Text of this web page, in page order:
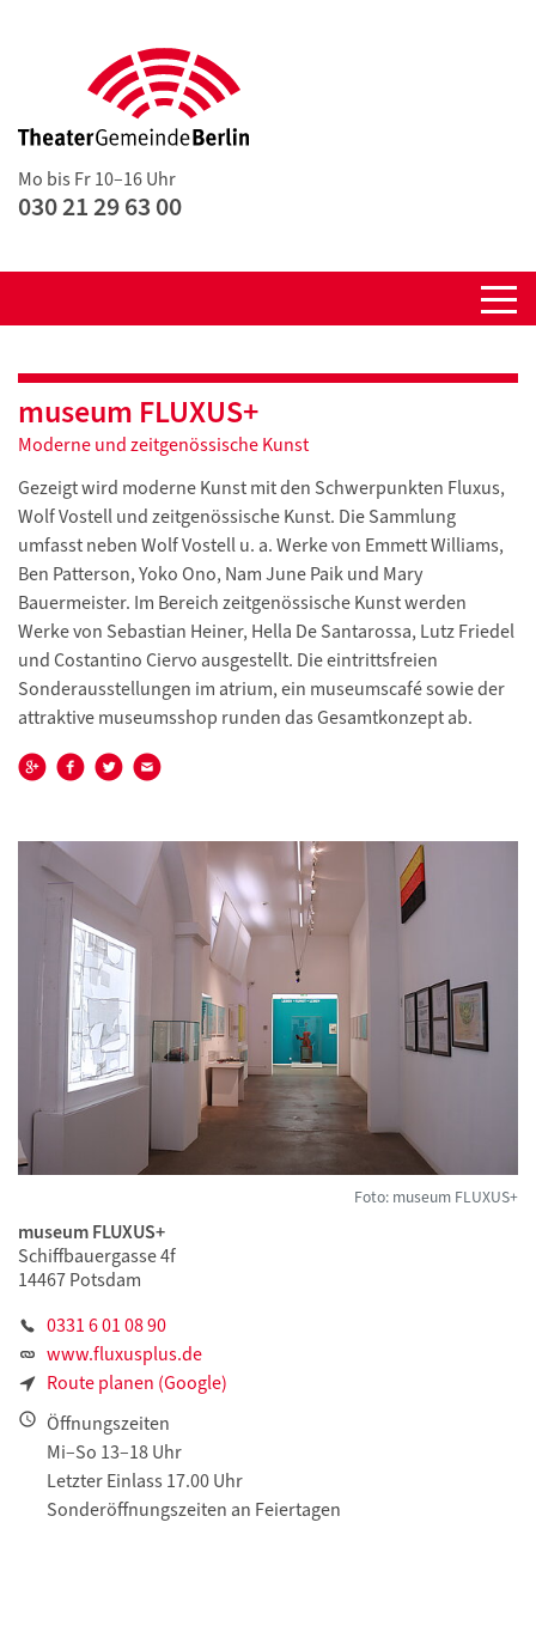
Mo bis Fr 10–16 Uhr
030 21 29 63 00
museum FLUXUS+
Moderne und zeitgenössische Kunst
Gezeigt wird moderne Kunst mit den Schwerpunkten Fluxus,
Wolf Vostell und zeitgenössische Kunst. Die Sammlung
umfasst neben Wolf Vostell u. a. Werke von Emmett Williams,
Ben Patterson, Yoko Ono, Nam June Paik und Mary
Bauermeister. Im Bereich zeitgenössische Kunst werden
Werke von Sebastian Heiner, Hella De Santarossa, Lutz Friedel
und Costantino Ciervo ausgestellt. Die eintrittsfreien
Sonderausstellungen im atrium, ein museumscafé sowie der
attraktive museumsshop runden das Gesamtkonzept ab.
Foto: museum FLUXUS+
museum FLUXUS+
Schiffbauergasse 4f
14467 Potsdam
0331 6 01 08 90
www.fluxusplus.de
Route planen (Google)
Öffnungszeiten
Mi–So 13–18 Uhr
Letzter Einlass 17.00 Uhr
Sonderöffnungszeiten an Feiertagen